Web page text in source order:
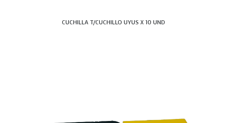
CUCHILLA T/CUCHILLO UYUS X 10 UND